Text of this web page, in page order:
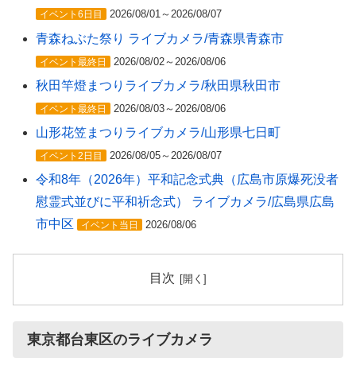
イベント6日目 2026/08/01～2026/08/07
青森ねぶた祭り ライブカメラ/青森県青森市
イベント最終日 2026/08/02～2026/08/06
秋田竿燈まつりライブカメラ/秋田県秋田市
イベント最終日 2026/08/03～2026/08/06
山形花笠まつりライブカメラ/山形県七日町
イベント2日目 2026/08/05～2026/08/07
令和8年（2026年）平和記念式典（広島市原爆死没者
慰霊式並びに平和祈念式） ライブカメラ/広島県広島
市中区
イベント当日 2026/08/06
目次
東京都台東区のライブカメラ